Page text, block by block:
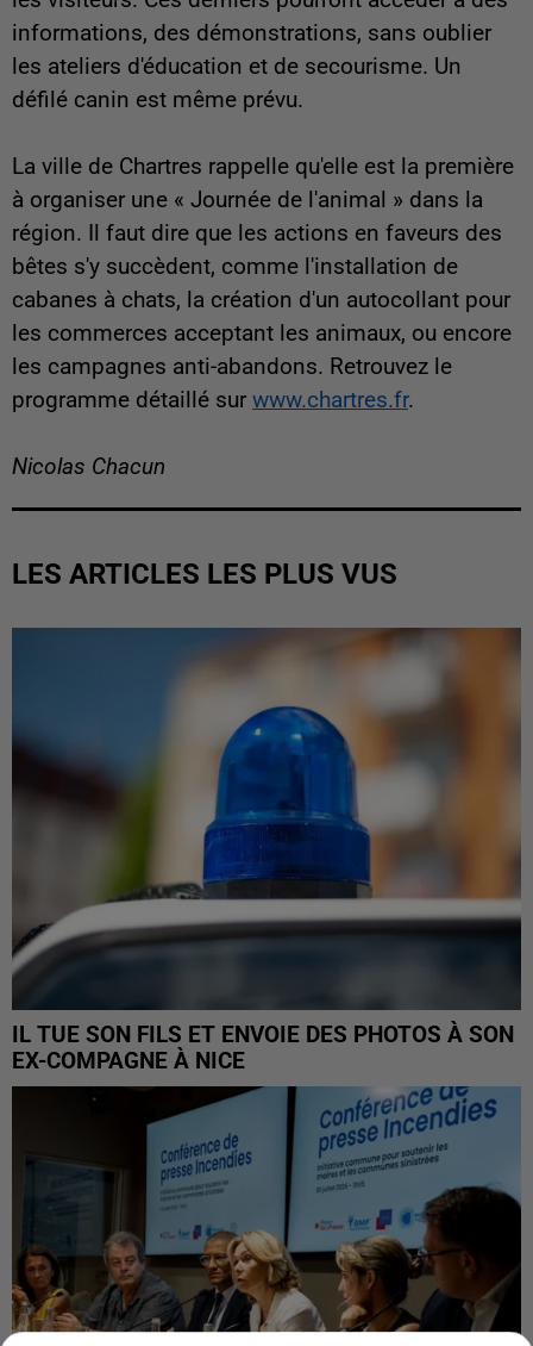
informations, des démonstrations, sans oublier
les ateliers d'éducation et de secourisme. Un
défilé canin est même prévu.
La ville de Chartres rappelle qu'elle est la première
à organiser une « Journée de l'animal » dans la
région. Il faut dire que les actions en faveurs des
bêtes s'y succèdent, comme l'installation de
cabanes à chats, la création d'un autocollant pour
les commerces acceptant les animaux, ou encore
les campagnes anti-abandons. Retrouvez le
programme détaillé sur www.chartres.fr.
Nicolas Chacun
LES ARTICLES LES PLUS VUS
IL TUE SON FILS ET ENVOIE DES PHOTOS À SON
EX-COMPAGNE À NICE